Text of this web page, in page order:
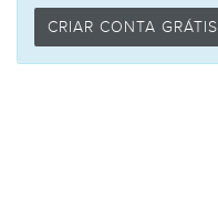
CRIAR CONTA GRÁTIS